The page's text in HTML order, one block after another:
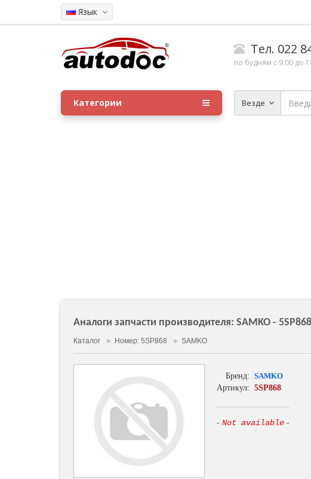
Язык
Тел. 022
по будням с 9:00 до
Везде
Категории
Аналоги запчасти производителя: SAMKO - 5SP868
Каталог ► Номер: 5SP868 ► SAMKO
Бренд: SAMKO
Артикул: 5SP868
- Not available -